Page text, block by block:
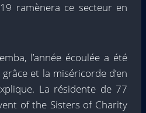
ramènera ce secteur en
l’année écoulée a été
et la miséricorde d’en
La résidente de 77
of the Sisters of Charity